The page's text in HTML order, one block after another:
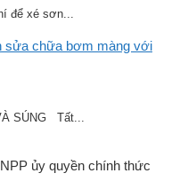
để xé sơn...
sửa chữa bơm màng với
SÚNG Tất...
ủy quyền chính thức